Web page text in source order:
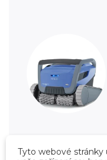
Roboty
Tyto webové stránky